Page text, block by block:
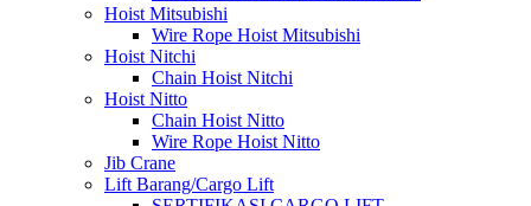
Hoist Mitsubishi
Wire Rope Hoist Mitsubishi
Hoist Nitchi
Chain Hoist Nitchi
Hoist Nitto
Chain Hoist Nitto
Wire Rope Hoist Nitto
Jib Crane
Lift Barang/Cargo Lift